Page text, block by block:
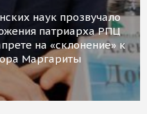
наук прозвучало
патриарха РПЦ
на «склонение» к
Маргариты